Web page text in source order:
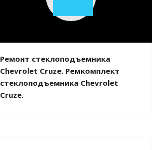
Play
Ремонт стеклоподъемника
Chevrolet Cruze. Ремкомплект
стеклоподъемника Chevrolet
Cruze.